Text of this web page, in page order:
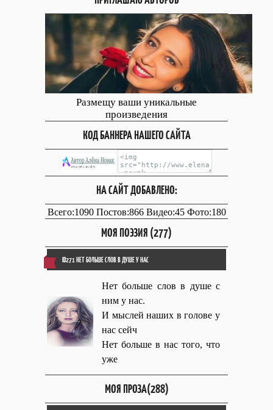
Размещу ваши уникальные
произведения
КОД БАННЕРА НАШЕГО САЙТА
НА САЙТ ДОБАВЛЕНО:
Всего:1090 Постов:866 Видео:45 Фото:180
МОЯ ПОЭЗИЯ (277)
ID271 НЕТ БОЛЬШЕ СЛОВ В ДУШЕ У НАС
Нет больше слов в душе с
ним у нас.
И мыслей наших в голове у
нас сейч
Нет больше в нас того, что
уже
МОЯ ПРОЗА(288)